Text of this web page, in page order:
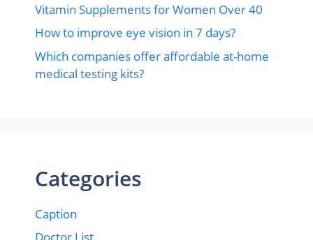
Vitamin Supplements for Women Over 40
How to improve eye vision in 7 days?
Which companies offer affordable at-home
medical testing kits?
Categories
Caption